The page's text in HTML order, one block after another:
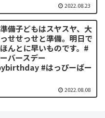
2022.08.23
備子どもはスヤスヤ、大
せせっせと準備。明日で
んとに早いものです。#
バースデー
#はっぴーばー
2022.08.08